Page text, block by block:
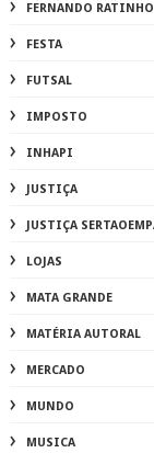
FERNANDO RATINHO
FESTA
FUTSAL
IMPOSTO
INHAPI
JUSTIÇA
JUSTIÇA
LOJAS
MATA GRANDE
MATÉRIA AUTORAL
MERCADO
MUNDO
MUSICA